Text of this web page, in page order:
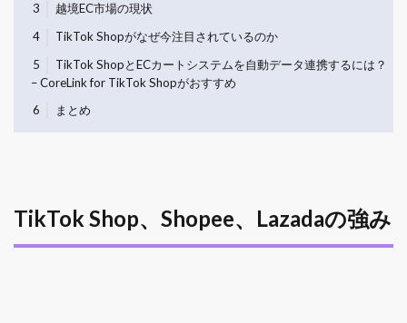
3
越境EC市場の現状
4
TikTok Shopがなぜ今注目されているのか
5
TikTok ShopとECカートシステムを自動データ連携するには？
– CoreLink for TikTok Shopがおすすめ
6
まとめ
TikTok Shop、Shopee、Lazadaの強み